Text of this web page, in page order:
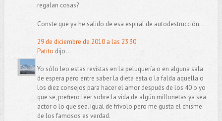
regalan cosas?
Conste que ya he salido de esa espiral de autodestrucción...
29 de diciembre de 2010 a las 23:30
Patito dijo...
Yo sólo leo estas revistas en la peluquería o en alguna sala
de espera pero entre saber la dieta esta o la falda aquella o
los diez consejos para hacer el amor después de los 40 o yo
que se, prefiero leer sobre la vida de algún millonetas ya sea
actor o lo que sea. Igual de frívolo pero me gusta el chisme
de los famosos es verdad.